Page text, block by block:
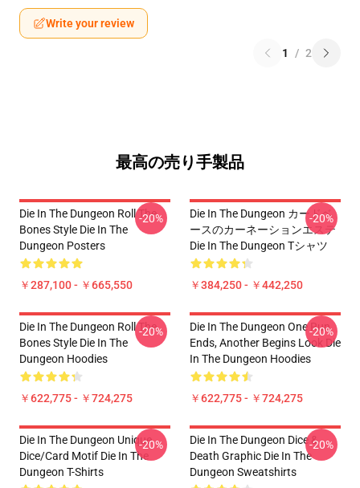
Write your review
1 / 2
最高の売り手製品
Die In The Dungeon Roll The
Bones Style Die In The
Dungeon Posters
￥287,100 - ￥665,550
-20%
Die In The Dungeon カードベ
ースのカーネーションエステ
Die In The Dungeon Tシャツ
￥384,250 - ￥442,250
-20%
Die In The Dungeon Roll The
Bones Style Die In The
Dungeon Hoodies
￥622,775 - ￥724,275
-20%
Die In The Dungeon One Run
Ends, Another Begins Look Die
In The Dungeon Hoodies
￥622,775 - ￥724,275
-20%
Die In The Dungeon Unique
Dice/Card Motif Die In The
Dungeon T-Shirts
-20%
Die In The Dungeon Dice &
Death Graphic Die In The
Dungeon Sweatshirts
-20%